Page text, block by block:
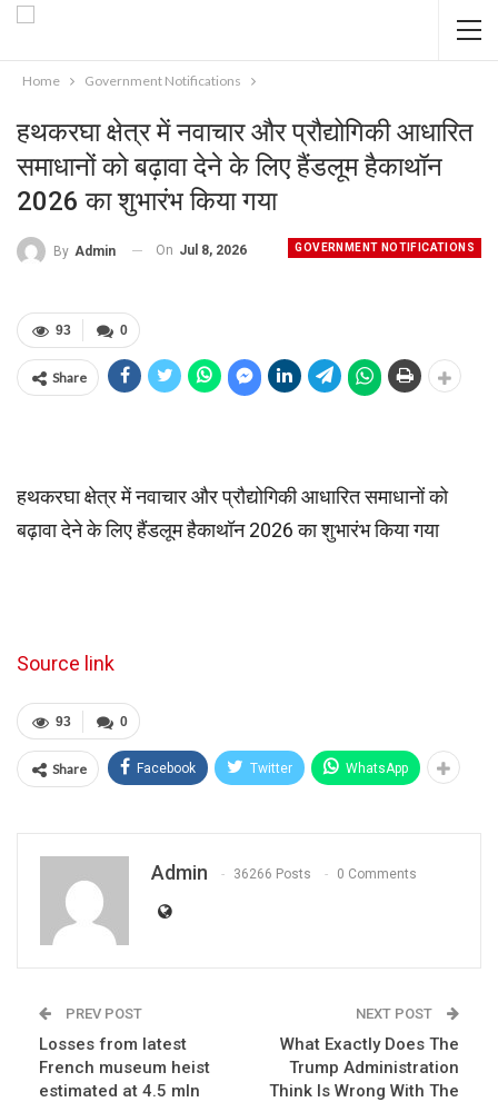
Home Government Notifications
हथकरघा क्षेत्र में नवाचार और प्रौद्योगिकी आधारित
समाधानों को बढ़ावा देने के लिए हैंडलूम हैकाथॉन
2026 का शुभारंभ किया गया
GOVERNMENT NOTIFICATIONS
By Admin On Jul 8, 2026
0
93
Share
हथकरघा क्षेत्र में नवाचार और प्रौद्योगिकी आधारित समाधानों को
बढ़ावा देने के लिए हैंडलूम हैकाथॉन 2026 का शुभारंभ किया गया
Source link
0
93
Share Facebook Twitter WhatsApp
Admin 36266 Posts 0 Comments
PREV POST
Losses from latest
French museum heist
estimated at 4.5 mln
NEXT POST
What Exactly Does The
Trump Administration
Think Is Wrong With The